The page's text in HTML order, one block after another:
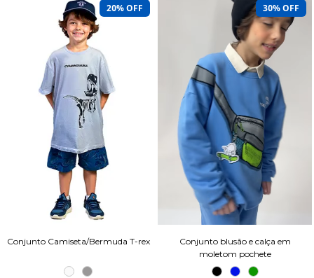
20% OFF
Conjunto Camiseta/Bermuda T-rex
30% OFF
Conjunto blusão e calça em
moletom pochete